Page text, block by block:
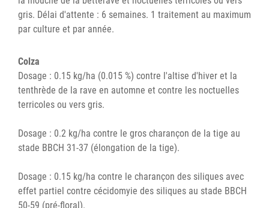
gris. Délai d'attente : 6 semaines. 1 traitement au maximum
par culture et par année.
Colza
Dosage : 0.15 kg/ha (0.015 %) contre l'altise d'hiver et la
tenthrède de la rave en automne et contre les noctuelles
terricoles ou vers gris.
Dosage : 0.2 kg/ha contre le gros charançon de la tige au
stade BBCH 31-37 (élongation de la tige).
Dosage : 0.15 kg/ha contre le charançon des siliques avec
effet partiel contre cécidomyie des siliques au stade BBCH
50-59 (pré-floral).